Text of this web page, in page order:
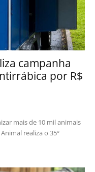
campanha
por R$
realiza o 35º